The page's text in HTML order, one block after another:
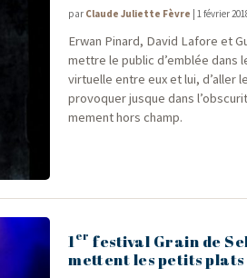
par Claude Juliette Fèvre |1 février
Erwan Pinard, David Lafore et
mettre le public d’emblée
vir­tuelle entre eux et lui, d’aller
pro­vo­quer jusque dans
me­ment hors champ.
1er festival Grain de
mettent les petits plats